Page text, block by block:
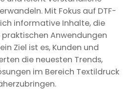
Mit Fokus auf DTF-
informative Inhalte, die
Anwendungen
Ziel ist es, Kunden und
die neuesten Trends,
im Bereich Textildruck